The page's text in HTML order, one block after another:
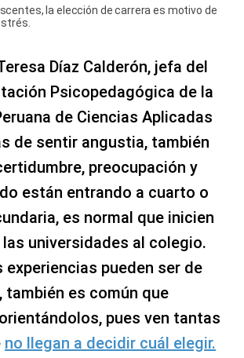
la elección de carrera es motivo de
Díaz Calderón, jefa del
Psicopedagógica de la
de Ciencias Aplicadas
de sentir angustia, también
preocupación y
están entrando a cuarto o
es normal que inicien
universidades al colegio.
experiencias pueden ser de
también es común que
pues ven tantas
no llegan a decidir cuál elegir.